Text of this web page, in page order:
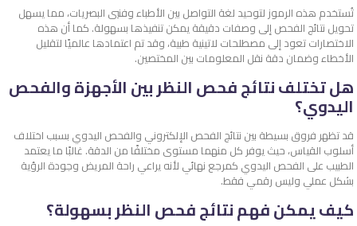
تُستخدم هذه الرموز لتوحيد لغة التواصل بين الأطباء وفنيي البصريات، مما يسهل
تحويل نتائج الفحص إلى وصفات دقيقة يمكن تنفيذها بسهولة. كما أن هذه
الاختصارات تعود إلى مصطلحات لاتينية طبية، وقد تم اعتمادها عالميًا لتقليل
الأخطاء وضمان دقة نقل المعلومات بين المختصين.
هل تختلف نتائج فحص النظر بين الأجهزة والفحص
اليدوي؟
قد تظهر فروق بسيطة بين نتائج الفحص الإلكتروني والفحص اليدوي بسبب اختلاف
أسلوب القياس، حيث يوفر كل منهما مستوى مختلفًا من الدقة. غالبًا ما يعتمد
الطبيب على الفحص اليدوي كمرجع نهائي لأنه يراعي راحة المريض وجودة الرؤية
بشكل عملي وليس رقمي فقط.
كيف يمكن فهم نتائج فحص النظر بسهولة؟